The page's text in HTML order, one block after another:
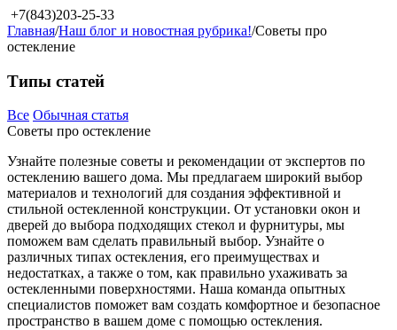
+7(843)203-25-33
Главная/Наш блог и новостная рубрика!/Советы про
остекление
Типы статей
Все Обычная статья
Советы про остекление
Узнайте полезные советы и рекомендации от экспертов по
остеклению вашего дома. Мы предлагаем широкий выбор
материалов и технологий для создания эффективной и
стильной остекленной конструкции. От установки окон и
дверей до выбора подходящих стекол и фурнитуры, мы
поможем вам сделать правильный выбор. Узнайте о
различных типах остекления, его преимуществах и
недостатках, а также о том, как правильно ухаживать за
остекленными поверхностями. Наша команда опытных
специалистов поможет вам создать комфортное и безопасное
пространство в вашем доме с помощью остекления.